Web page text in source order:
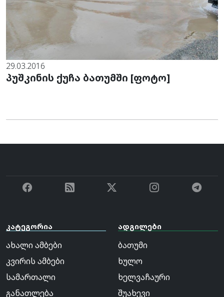
29.03.2016
პუშკინის ქუჩა ბათუმში [ფოტო]
კატეგორია
ახალი ამბები
კვირის ამბები
სამართალი
განათლება
ადგილები
ბათუმი
ხულო
ხელვაჩაური
შუახევი